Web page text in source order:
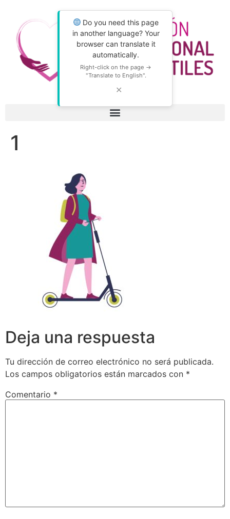
Do you need this page
in another language? Your
browser can translate it
automatically.
Right-click on the page →
"Translate to English".
✕
1
Deja una respuesta
Tu dirección de correo electrónico no será publicada.
Los campos obligatorios están marcados con *
Comentario *